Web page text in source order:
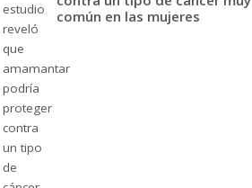
común en las mujeres